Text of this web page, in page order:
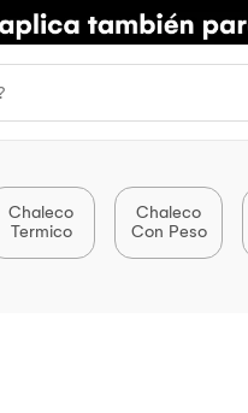
Chaleco
Termico
Chaleco
Con Peso